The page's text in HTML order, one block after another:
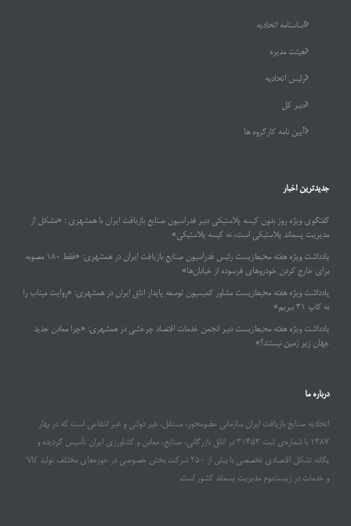
اساسنامه اتحادیه
هیئت مدیره
رئیس اتحادیه
دبیر کل
آیین نامه کارگروه ها
جدیدترین اخبار
گفتگوی ویژه روز بدون کیسه پلاستیکی دبیر فدراسیون صنایع بازیافت ایران با همشهری : «مشکل از
مدیریت پسماند پلاستیکی است، نه کیسه پلاستیکی»
یادداشت ویژه هفته محیط‌زیست رئیس فدراسیون صنایع بازیافت ایران در همشهری: «فقط ۱۸۰ مصوبه
برای خارج کردن خودروهای فرسوده از خیابان‌ها»
یادداشت ویژه هفته محیط‌زیست مشاور کمیسیون توسعه پایدار اتاق ایران در همشهری: «روایت میناب را
به کاپ ۳۱ ببریم»
یادداشت ویژه هفته محیط‌زیست دبیر انجمن خدمات اقتصاد چرخشی در همشهری: «چرا معادن جدید
جهان زیر زمین نیستند؟»
درباره ما
اتحادیه صنایع بازیافت ایران سازمانی عضومحور، مستقل، غیر دولتی و غیر انتفاعی است که در بهار
۱۳۸۷ با شماره‌ی ثبت ۳۱۴۵۳ در اتاق بازرگانی، صنایع، معادن و کشاورزی ایران تأسیس گردیده و
یگانه تشکل اقتصادی تخصصی با بیش از ۲۵۰ شرکت بخش خصوصی در حوزه‌های مختلف تولید کالا
و خدمات در زیست‌بوم مدیریت پسماند کشور است.